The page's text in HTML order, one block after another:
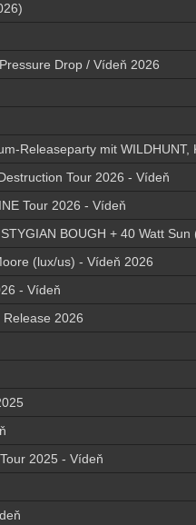
Drop / Vídeň 2026
Releaseparty mit WILDHUNT,
Tour 2026 - Vídeň
Tour 2026 - Vídeň
BOUGH + 40 Watt
(lux/us) - Vídeň 2026
- Vídeň
2026
2025 - Vídeň